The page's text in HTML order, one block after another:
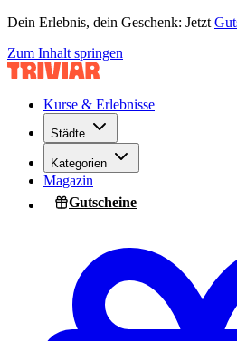
Dein Erlebnis, dein Geschenk: Jetzt
Zum Inhalt springen
Kurse & Erlebnisse
Städte
Kategorien
Magazin
Gutscheine